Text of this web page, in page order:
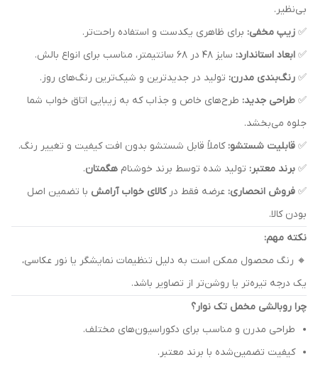
بی‌نظیر.
✅ زیپ مخفی: برای ظاهری یکدست و استفاده راحت‌تر.
✅ ابعاد استاندارد: سایز ۴۸ در ۶۸ سانتیمتر، مناسب برای انواع بالش.
✅ رنگ‌بندی مدرن: تولید در جدیدترین و شیک‌ترین رنگ‌های روز.
✅ طراحی جدید: طرح‌های خاص و جذاب که به زیبایی اتاق خواب شما
جلوه می‌بخشد.
✅ قابلیت شستشو: کاملاً قابل شستشو بدون افت کیفیت و تغییر رنگ.
✅ برند معتبر: تولید شده توسط برند خوشنام هگمتان.
✅ فروش انحصاری: عرضه فقط درکالای خواب آرامش با تضمین اصل
بودن کالا.
نکته مهم:
🔸 رنگ محصول ممکن است به دلیل تنظیمات نمایشگر یا نور عکاسی،
یک درجه تیره‌تر یا روشن‌تر از تصاویر باشد.
چرا روبالشی مخمل تک نوار؟
طراحی مدرن و مناسب برای دکوراسیون‌های مختلف.
کیفیت تضمین‌شده با برند معتبر.